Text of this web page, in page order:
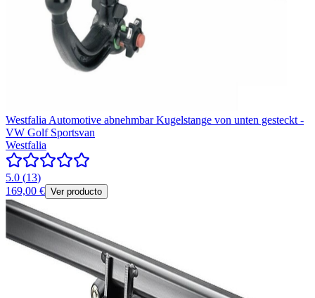
Westfalia Automotive abnehmbar Kugelstange von unten gesteckt -
VW Golf Sportsvan
Westfalia
5.0 (13)
169,00 € Ver producto